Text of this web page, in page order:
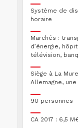
Système de
horaire
Marchés :
d’énergie,
télévision,
Siège à La
Allemagne,
90 personnes
CA 2017 : 6,5